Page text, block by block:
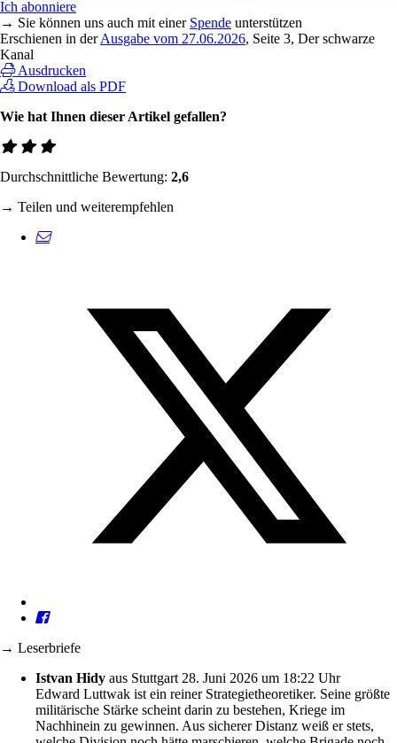
Ich abonniere
→ Sie können uns auch mit einer Spende unterstützen
Erschienen in derAusgabe vom 27.06.2026, Seite 3, Der schwarze
Kanal
Ausdrucken
Download als PDF
Wie hat Ihnen dieser Artikel gefallen?
Durchschnittliche Bewertung: 2,6
→ Teilen und weiterempfehlen
→ Leserbriefe
Istvan Hidy aus Stuttgart 28. Juni 2026 um 18:22 Uhr
Edward Luttwak ist ein reiner Strategietheoretiker. Seine größte
militärische Stärke scheint darin zu bestehen, Kriege im
Nachhinein zu gewinnen. Aus sicherer Distanz weiß er stets,